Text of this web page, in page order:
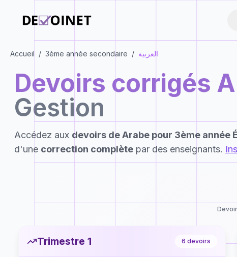
Accueil / 3ème année secondaire / العربية
Devoirs corrigés
Gestion
Accédez aux devoirs deArabe pour 3ème année
d'une correction complète par des enseignants.
Trimestre 1 6 devoirs